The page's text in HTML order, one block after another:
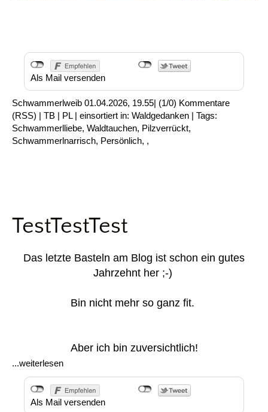
Als Mail versenden
Schwammerlweib 01.04.2026, 19.55| (1/0) Kommentare
(RSS) | TB | PL| einsortiert in: Waldgedanken | Tags:
Schwammerlliebe, Waldtauchen, Pilzverrückt,
Schwammerlnarrisch, Persönlich, ,
TestTestTest
Das letzte Basteln am Blog ist schon ein gutes
Jahrzehnt her ;-)
Bin nicht mehr so ganz fit.
Aber ich bin zuversichtlich!
...weiterlesen
Als Mail versenden